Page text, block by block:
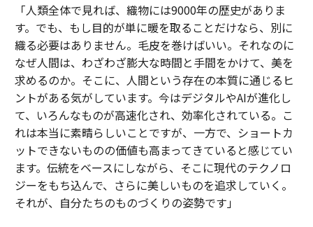
「人類全体で見れば、織物には9000年の歴史がありま
す。でも、もし目的が単に暖を取ることだけなら、別に
織る必要はありません。毛皮を巻けばいい。それなのに
なぜ人間は、わざわざ膨大な時間と手間をかけて、美を
求めるのか。そこに、人間という存在の本質に通じるヒ
ントがある気がしています。今はデジタルやAIが進化し
て、いろんなものが高速化され、効率化されている。こ
れは本当に素晴らしいことですが、一方で、ショートカ
ットできないものの価値も高まってきていると感じてい
ます。伝統をベースにしながら、そこに現代のテクノロ
ジーをもち込んで、さらに美しいものを追求していく。
それが、自分たちのものづくりの姿勢です」